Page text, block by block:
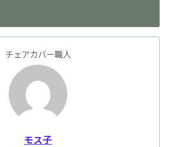
チェアカバー職人
モス子